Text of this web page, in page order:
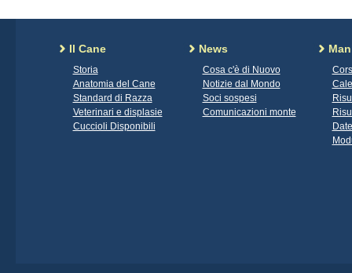
Il Cane
Storia
Anatomia del Cane
Standard di Razza
Veterinari e displasie
Cuccioli Disponibili
News
Cosa c'è di Nuovo
Notizie dal Mondo
Soci sospesi
Comunicazioni monte